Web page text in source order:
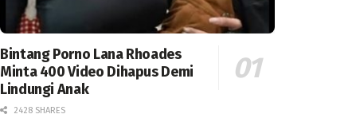
Bintang Porno Lana Rhoades
Minta 400 Video Dihapus Demi
Lindungi Anak
2428 SHARES